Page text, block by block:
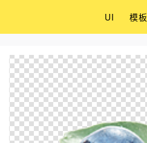
UI 模板